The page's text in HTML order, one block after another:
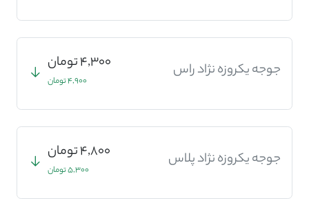
جوجه یکروزه نژاد راس 4,300 تومان
4,900 تومان
جوجه یکروزه نژاد پلاس 4,800 تومان
5,300 تومان